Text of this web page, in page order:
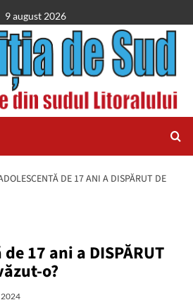
9 august 2026
DE 17 ANI A DISPĂRUT DE
17 ani a DISPĂRUT
o?